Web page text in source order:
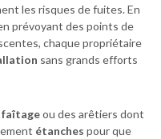
les risques de fuites. En
prévoyant des points de
chaque propriétaire
sans grands efforts
faîtageou des arêtiers dont
étanches pour que